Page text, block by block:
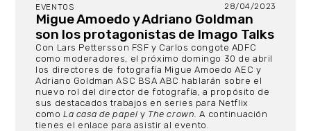
EVENTOS 28/04/2023
Migue Amoedo y Adriano Goldman
son los protagonistas de Imago Talks
Con Lars Pettersson FSF y Carlos congote ADFC
como moderadores, el próximo domingo 30 de abril
los directores de fotografía Migue Amoedo AEC y
Adriano Goldman ASC BSA ABC hablarán sobre el
nuevo rol del director de fotografía, a propósito de
sus destacados trabajos en series para Netflix
comoLa casa de papel y The crown.A continuación
tienes el enlace para asistir al evento.